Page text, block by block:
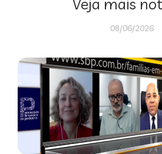
Veja mais
08/06/2026